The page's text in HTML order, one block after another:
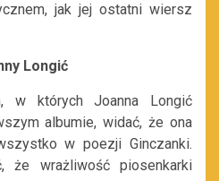
jak jej ostatni wiersz
Longić
w których Joanna Longić
albumie, widać, że ona
w poezji Ginczanki.
że wrażliwość piosenkarki